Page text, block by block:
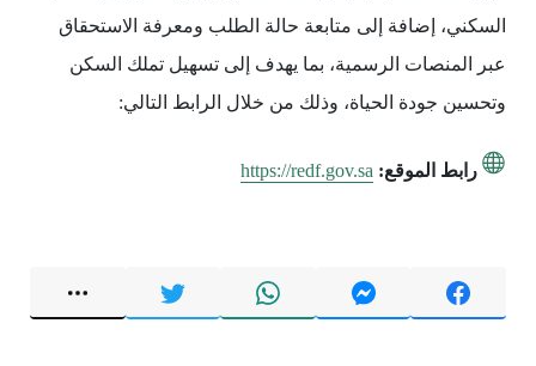
السكني، إضافة إلى متابعة حالة الطلب ومعرفة الاستحقاق
عبر المنصات الرسمية، بما يهدف إلى تسهيل تملك السكن
وتحسين جودة الحياة، وذلك من خلال الرابط التالي:
رابط الموقع: https://redf.gov.sa